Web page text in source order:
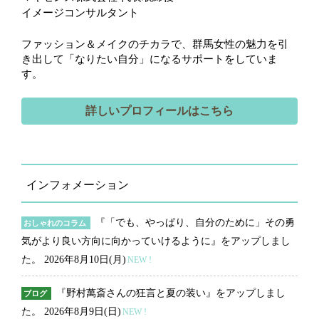
イメージコンサルタント
ファッション＆メイクのチカラで、群馬女性の魅力を引
き出して「なりたい自分」になるサポートをしていま
す。
詳しいプロフィールはこちら
インフォメーション
おしゃれのコラム
『「でも、やっぱり、自分のために」その勇
気がより良い方向に向かっていけるように』をアップしまし
た。 2026年8月10日(月) NEW !
ブログ
『野村萬斎さんの狂言と夏の装い』をアップしまし
た。 2026年8月9日(日) NEW !